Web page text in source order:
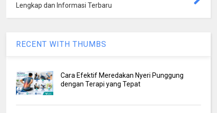
Lengkap dan Informasi Terbaru
RECENT WITH THUMBS
Cara Efektif Meredakan Nyeri Punggung
dengan Terapi yang Tepat